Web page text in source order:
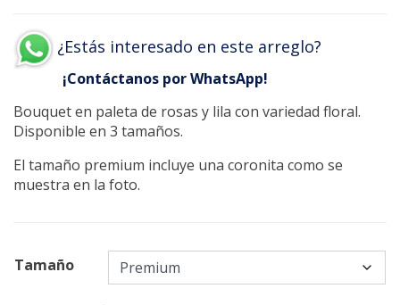
$650.00
through
¿Estás interesado en este arreglo?
¡Contáctanos por WhatsApp!
Bouquet en paleta de rosas y lila con variedad floral.
Disponible en 3 tamaños.
El tamaño premium incluye una coronita como se
muestra en la foto.
Tamaño